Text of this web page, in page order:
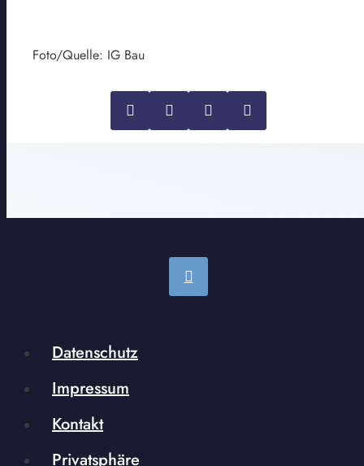
Foto/Quelle: IG Bau
Datenschutz
Impressum
Kontakt
Privatsphäre